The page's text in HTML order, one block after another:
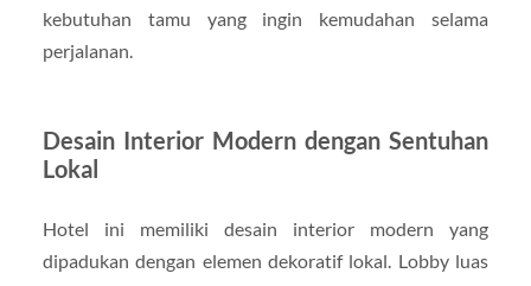
kebutuhan tamu yang ingin kemudahan selama
perjalanan.
Desain Interior Modern dengan Sentuhan
Lokal
Hotel ini memiliki desain interior modern yang
dipadukan dengan elemen dekoratif lokal. Lobby luas